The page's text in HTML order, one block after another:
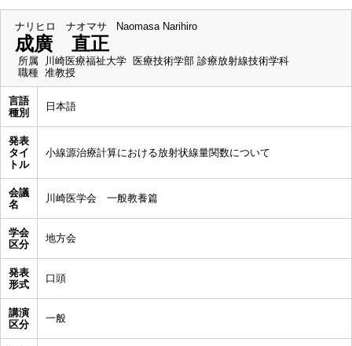
ナリヒロ ナオマサ Naomasa Narihiro
成廣 直正
所属
川崎医療福祉大学 医療技術学部 診療放射線技術学科
職種 准教授
言語
種別
日本語
発表
タイ
トル
小線源治療計算における放射状線量関数について
会議
名
川崎医学会 一般教養篇
学会
区分
地方会
発表
形式
口頭
講演
区分
一般